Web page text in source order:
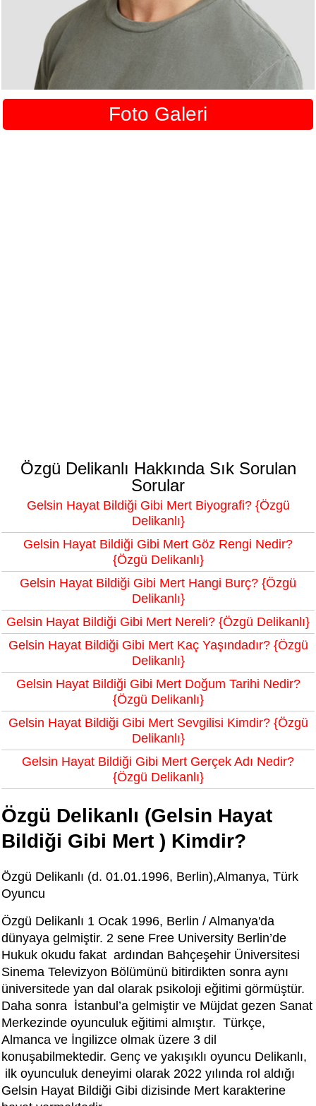
Foto Galeri
Özgü Delikanlı Hakkında Sık Sorulan
Sorular
Gelsin Hayat Bildiği Gibi Mert Biyografi? {Özgü
Delikanlı}
Gelsin Hayat Bildiği Gibi Mert Göz Rengi Nedir?
{Özgü Delikanlı}
Gelsin Hayat Bildiği Gibi Mert Hangi Burç? {Özgü
Delikanlı}
Gelsin Hayat Bildiği Gibi Mert Nereli? {Özgü Delikanlı}
Gelsin Hayat Bildiği Gibi Mert Kaç Yaşındadır? {Özgü
Delikanlı}
Gelsin Hayat Bildiği Gibi Mert Doğum Tarihi Nedir?
{Özgü Delikanlı}
Gelsin Hayat Bildiği Gibi Mert Sevgilisi Kimdir? {Özgü
Delikanlı}
Gelsin Hayat Bildiği Gibi Mert Gerçek Adı Nedir?
{Özgü Delikanlı}
Özgü Delikanlı (Gelsin Hayat
Bildiği Gibi Mert ) Kimdir?
Özgü Delikanlı (d. 01.01.1996, Berlin),Almanya, Türk
Oyuncu
Özgü Delikanlı 1 Ocak 1996, Berlin / Almanya'da
dünyaya gelmiştir. 2 sene Free University Berlin’de
Hukuk okudu fakat ardından Bahçeşehir Üniversitesi
Sinema Televizyon Bölümünü bitirdikten sonra aynı
üniversitede yan dal olarak psikoloji eğitimi görmüştür.
Daha sonra İstanbul’a gelmiştir ve Müjdat gezen Sanat
Merkezinde oyunculuk eğitimi almıştır. Türkçe,
Almanca ve İngilizce olmak üzere 3 dil
konuşabilmektedir. Genç ve yakışıklı oyuncu Delikanlı,
ilk oyunculuk deneyimi olarak 2022 yılında rol aldığı
Gelsin Hayat Bildiği Gibi dizisinde Mert karakterine